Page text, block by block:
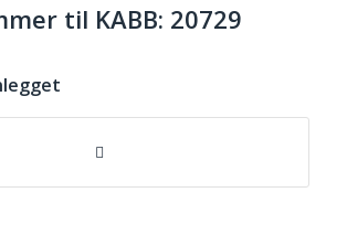
til KABB: 20729